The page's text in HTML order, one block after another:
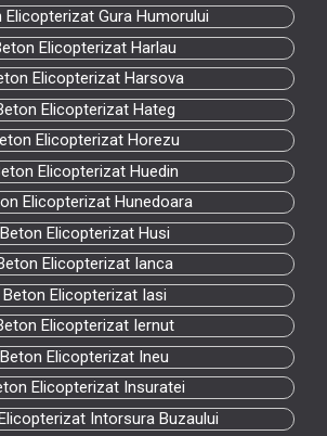
Elicopterizat Gura Humorului
Elicopterizat Harlau
Elicopterizat Harsova
Elicopterizat Hateg
Elicopterizat Horezu
Elicopterizat Huedin
Elicopterizat Hunedoara
Beton Elicopterizat Husi
Elicopterizat Ianca
Beton Elicopterizat Iasi
Elicopterizat Iernut
Beton Elicopterizat Ineu
Elicopterizat Insuratei
Intorsura Buzaului